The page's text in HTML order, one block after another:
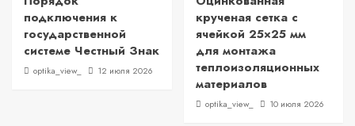
подключения к
государственной
системе Честный Знак
optika_view_ 12 июля 2026
крученая сетка с
ячейкой 25×25 мм
для монтажа
теплоизоляционных
материалов
optika_view_ 10 июля 2026